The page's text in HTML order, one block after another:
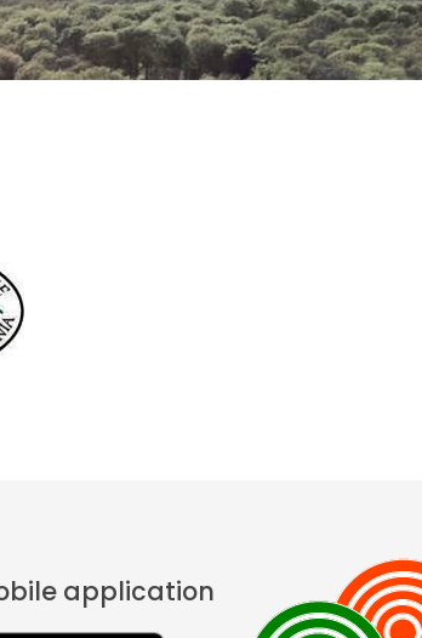
application